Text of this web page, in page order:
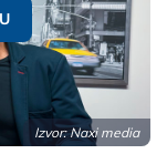
Izvor: Naxi media